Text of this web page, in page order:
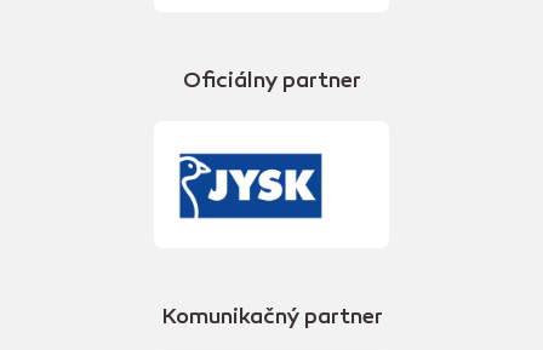
Oficiálny partner
Komunikačný partner